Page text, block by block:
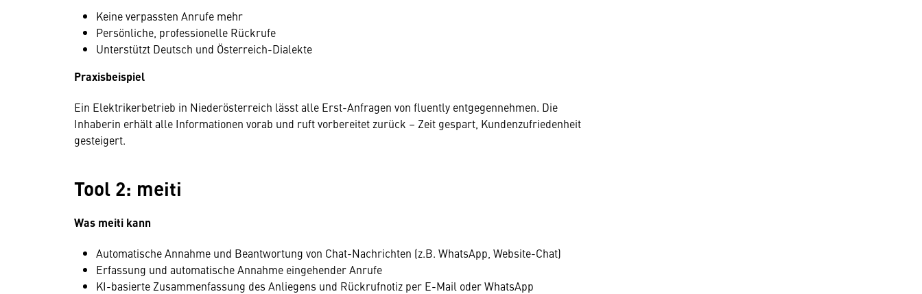
Keine verpassten Anrufe mehr
Persönliche, professionelle Rückrufe
Unterstützt Deutsch und Österreich-Dialekte
Praxisbeispiel
Ein Elektrikerbetrieb in Niederösterreich lässt alle Erst-Anfragen von fluently entgegennehmen. Die
Inhaberin erhält alle Informationen vorab und ruft vorbereitet zurück – Zeit gespart, Kundenzufriedenheit
gesteigert.
Tool 2: meiti
Was meiti kann
Automatische Annahme und Beantwortung von Chat-Nachrichten (z.B. WhatsApp, Website-Chat)
Erfassung und automatische Annahme eingehender Anrufe
KI-basierte Zusammenfassung des Anliegens und Rückrufnotiz per E-Mail oder WhatsApp